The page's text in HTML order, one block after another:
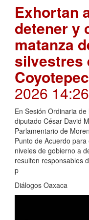
Exhortan
detener y
matanza
silvestres
Coyotepec
2026 14:26
En Sesión Ordinaria
diputado César David
Parlamentario de
Punto de Acuerdo
niveles de gobierno a
resulten responsables
p
Diálogos Oaxaca